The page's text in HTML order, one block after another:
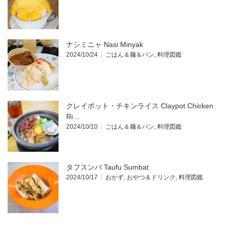
ナシミニャ Nasi Minyak
2024/10/24 ごはん＆麺＆パン 料理図鑑
クレイポット・チキンライス Claypot Chicken
Ri…
2024/10/10 ごはん＆麺＆パン 料理図鑑
タフスンバ Taufu Sumbat
2024/10/17 おかず おやつ＆ドリンク 料理図鑑